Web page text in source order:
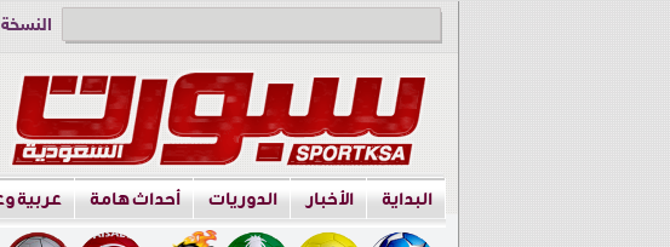
البداية الأخبار الدوريات أحداث هامة عربية